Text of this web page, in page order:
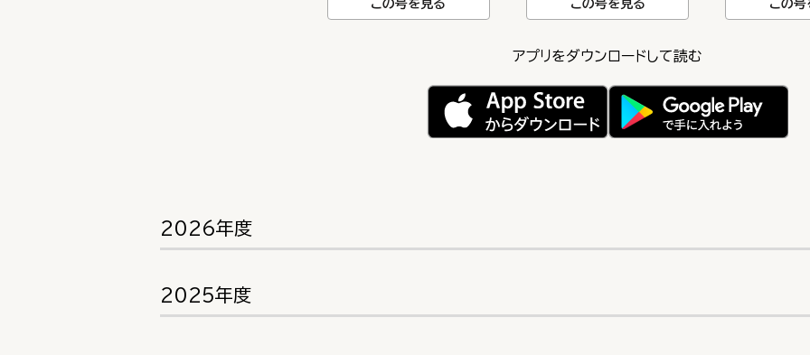
この号を見る この号を見る この号
アプリをダウンロードして読む
2026年度
2025年度